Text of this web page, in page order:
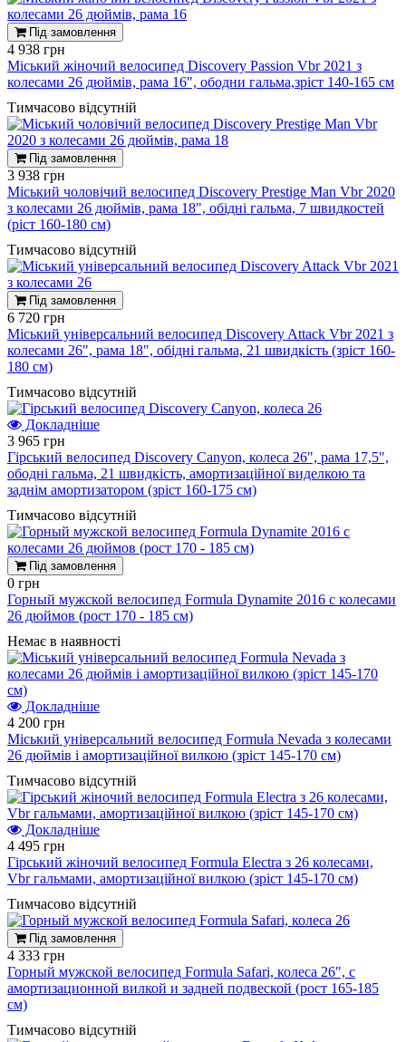
Під замовлення
4 938 грн
Міський жіночий велосипед Discovery Passion Vbr 2021 з
колесами 26 дюймів, рама 16", ободни гальма,зріст 140-165 см
Тимчасово відсутній
Під замовлення
3 938 грн
Міський чоловічий велосипед Discovery Prestige Man Vbr 2020
з колесами 26 дюймів, рама 18", обідні гальма, 7 швидкостей
(ріст 160-180 см)
Тимчасово відсутній
Під замовлення
6 720 грн
Міський універсальний велосипед Discovery Attack Vbr 2021 з
колесами 26", рама 18", обідні гальма, 21 швидкість (зріст 160-
180 см)
Тимчасово відсутній
Докладніше
3 965 грн
Гірський велосипед Discovery Canyon, колеса 26", рама 17,5",
ободні гальма, 21 швидкість, амортизаційної виделкою та
заднім амортизатором (зріст 160-175 см)
Тимчасово відсутній
Під замовлення
0 грн
Горный мужской велосипед Formula Dynamite 2016 с колесами
26 дюймов (рост 170 - 185 см)
Немає в наявності
Докладніше
4 200 грн
Міський універсальний велосипед Formula Nevada з колесами
26 дюймів і амортизаційної вилкою (зріст 145-170 см)
Тимчасово відсутній
Докладніше
4 495 грн
Гірський жіночий велосипед Formula Electra з 26 колесами,
Vbr гальмами, амортизаційної вилкою (зріст 145-170 см)
Тимчасово відсутній
Під замовлення
4 333 грн
Горный мужской велосипед Formula Safari, колеса 26", с
амортизационной вилкой и задней подвеской (рост 165-185
см)
Тимчасово відсутній